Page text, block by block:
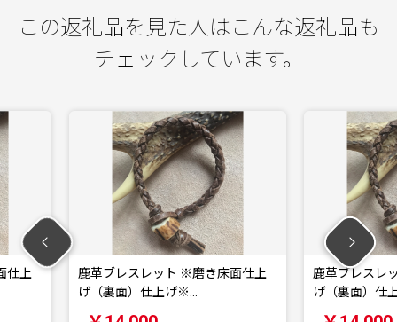
この返礼品を見た人はこんな返礼品も
チェックしています。
※磨き床面仕上
鹿革ブレスレット ※磨き床面仕上
げ（裏面）仕上げ※…
鹿
仕